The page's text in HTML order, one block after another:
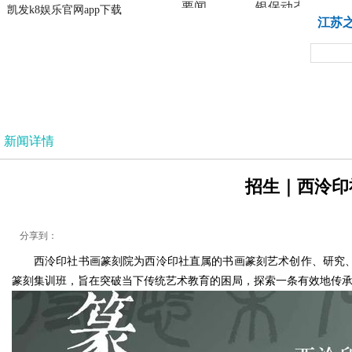
凯发k8娱乐官网app下载
凯发k8娱乐官网app下载
要闻 银保动态
江苏
新闻详情
招生｜西泠
分享到：
西泠印社书画篆刻院为西泠印社直属的书画篆刻艺术创作、研
篆刻集训班，旨在突破当下传统艺术教育的困局，探索一条有效地传